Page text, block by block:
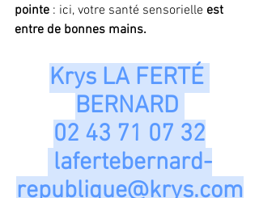
pointe : ici, votre santé sensorielle est
entre de bonnes mains.
Krys LA FERTÉ
BERNARD
02 43 71 07 32
lafertebernard-
republique@krys.com